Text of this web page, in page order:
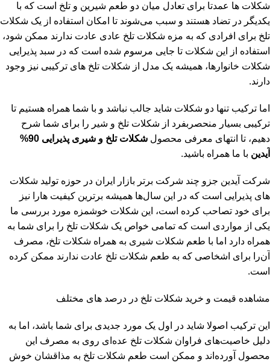
شکلات ها عمدتا برای تعادل میان دو طعم شیرین و تلخ است که با
یکدیگر در تضاد هستند و سبب می‌شوند تا امکان استفاده از یک شکلات
تلخ برای افرادی که به مزه شکلات تلخ عادی عادت ندارند ممکن شود،
استفاده از این شکلات تا جایی مرسوم شده است که در سبد پذیرایی
شکلات خانوارها، همیشه یک مدل از شکلات تلخ های ترکیبی نیز وجود
دارند.
اما ترکیب تنها دو شکلات شاید جالب نباشد و با شما همراه هستیم تا
ترکیبی بسیار منحصربفرد از شکلات تلخ و شیر را برای شما شرح
دهیم، تا انتهای معرفی محصول
شکلات تلخ و شیری پذیرایی 90%
آیدین با ما همراه باشید.
شرکت آیدین جزو چند شرکت برتر بازار ایران در حوزه تولید شکلات
های پذیرایی است که در این سال‌ها همیشه برترین کیفیت هارا نیز
برای خود تصاحب کرده است، این شکلات خوشمزه مورد بررسی ما
یکی از مواردی است که تمامی خواص یک شکلات تلخ را برای شما به
همراه دارد اما با طعم شکلات شیری به همراه شکلات تلخ، مصرف
آن‌را برای اشخاصی که به طعم شکلات تلخ عادت ندارند ممکن کرده
است.
مشاهده قیمت و خرید شکلات تلخ در درصد های مختلف
این ترکیب اصولا شاید در اول یک مورد جدیدی برای شما باشد، اما به
دلیل خاصیت‌های فراوان شکلات تلخ عده‌ای روی به مصرف این
محصول آورده‌اند و ممکن است طعم شکلات تلخ به مذاقشان خوش